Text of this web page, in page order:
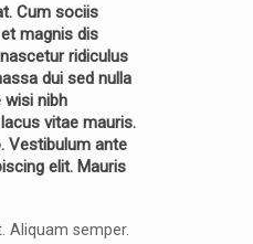
Cum sociis
magnis dis
ridiculus
dui sed nulla
wisi nibh
vitae mauris.
Vestibulum ante
elit. Mauris
Aliquam semper.